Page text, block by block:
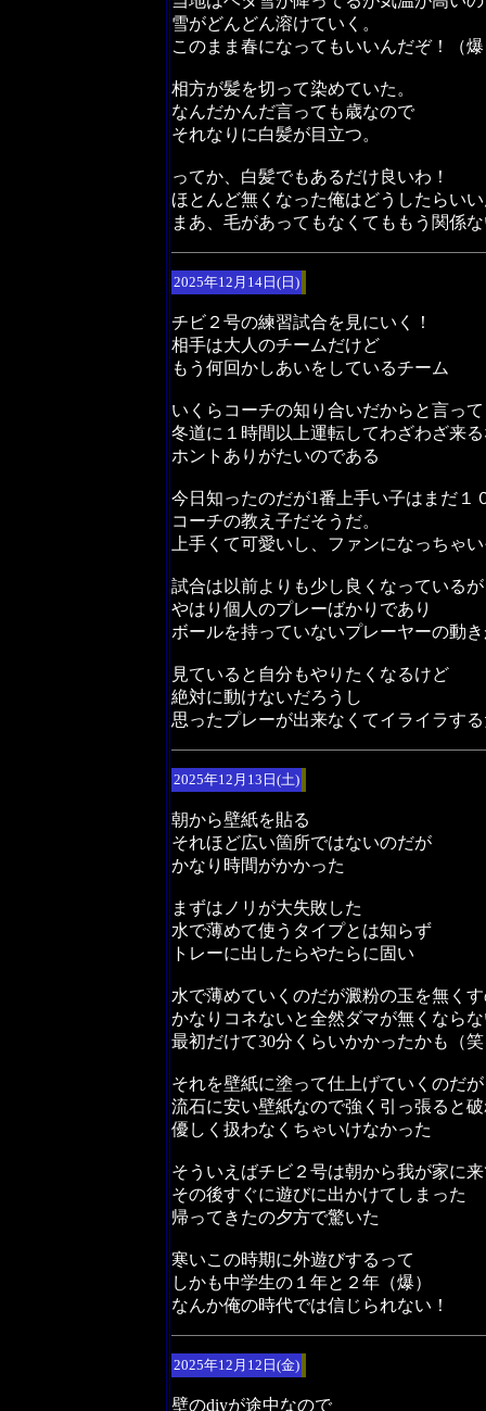
雪がどんどん溶けていく。
このまま春になってもいいんだぞ！（
相方が髪を切って染めていた。
なんだかんだ言っても歳なので
それなりに白髪が目立つ。
ってか、白髪でもあるだけ良いわ！
ほとんど無くなった俺はどうしたらい
まあ、毛があってもなくてももう関係
2025年12月14日(日)
チビ２号の練習試合を見にいく！
相手は大人のチームだけど
もう何回かしあいをしているチーム
いくらコーチの知り合いだからと言って
冬道に１時間以上運転してわざわざ来
ホントありがたいのである
今日知ったのだが1番上手い子はまだ１
コーチの教え子だそうだ。
上手くて可愛いし、ファンになっちゃ
試合は以前よりも少し良くなっているが
やはり個人のプレーばかりであり
ボールを持っていないプレーヤーの動
見ていると自分もやりたくなるけど
絶対に動けないだろうし
思ったプレーが出来なくてイライラす
2025年12月13日(土)
朝から壁紙を貼る
それほど広い箇所ではないのだが
かなり時間がかかった
まずはノリが大失敗した
水で薄めて使うタイプとは知らず
トレーに出したらやたらに固い
水で薄めていくのだが澱粉の玉を無く
かなりコネないと全然ダマが無くなら
最初だけて30分くらいかかったかも（
それを壁紙に塗って仕上げていくのだが
流石に安い壁紙なので強く引っ張ると
優しく扱わなくちゃいけなかった
そういえばチビ２号は朝から我が家に
その後すぐに遊びに出かけてしまった
帰ってきたの夕方で驚いた
寒いこの時期に外遊びするって
しかも中学生の１年と２年（爆）
なんか俺の時代では信じられない！
2025年12月12日(金)
壁のdiyが途中なので